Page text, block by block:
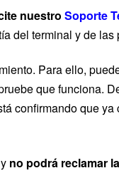
nuestro Soporte
del terminal y de
Para ello,
que funciona.
confirmando que
no podrá reclamar